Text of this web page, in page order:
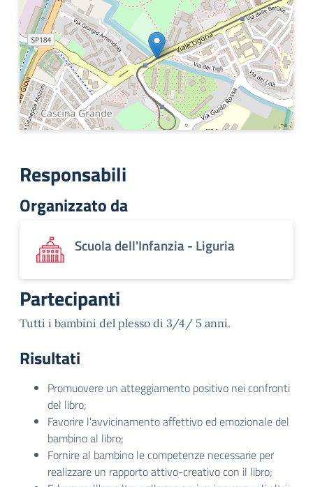
Responsabili
Organizzato da
Scuola dell'Infanzia - Liguria
Partecipanti
Tutti i bambini del plesso di 3/4/ 5 anni.
Risultati
Promuovere un atteggiamento positivo nei confronti
del libro;
Favorire l'avvicinamento affettivo ed emozionale del
bambino al libro;
Fornire al bambino le competenze necessarie per
realizzare un rapporto attivo-creativo con il libro;